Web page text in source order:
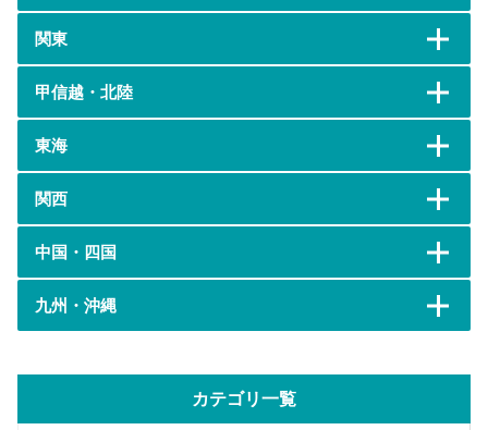
関東
甲信越・北陸
東海
関西
中国・四国
九州・沖縄
カテゴリ一覧